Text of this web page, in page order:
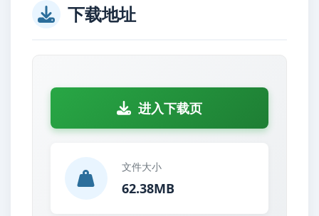
下载地址
进入下载页
文件大小
62.38MB